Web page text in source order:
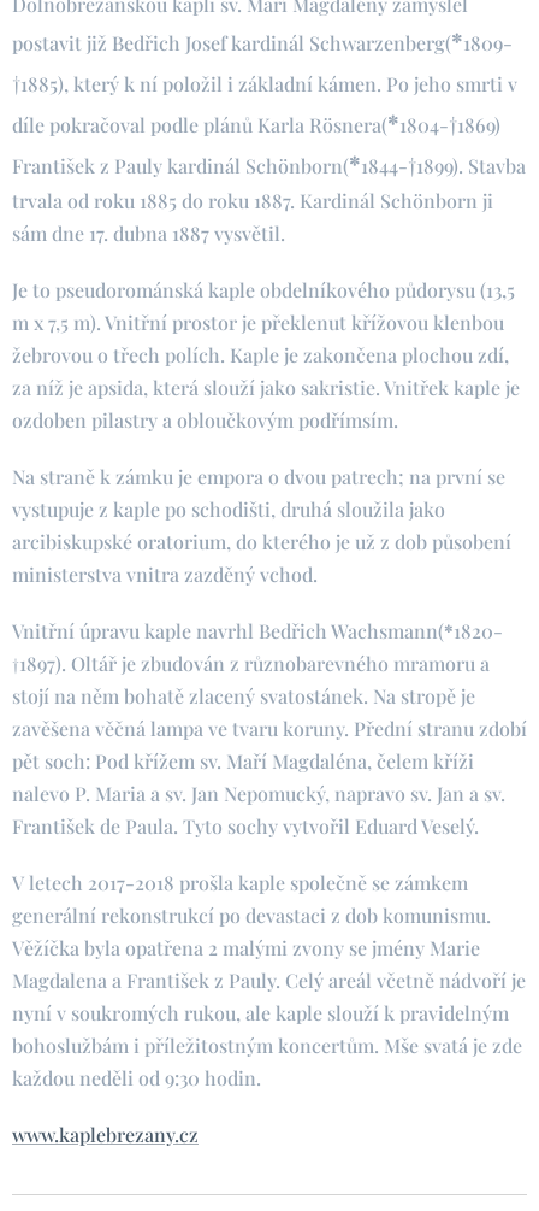
postavit již Bedřich Josef kardinál Schwarzenberg(*1809-
†1885), který k ní položil i základní kámen. Po jeho smrti v
díle pokračoval podle plánů Karla Rösnera(*1804-†1869)
František z Pauly kardinál Schönborn(*1844-†1899). Stavba
trvala od roku 1885 do roku 1887. Kardinál Schönborn ji
sám dne 17. dubna 1887 vysvětil.
Je to pseudorománská kaple obdelníkového půdorysu (13,5
m x 7,5 m). Vnitřní prostor je překlenut křížovou klenbou
žebrovou o třech polích. Kaple je zakončena plochou zdí,
za níž je apsida, která slouží jako sakristie. Vnitřek kaple je
ozdoben pilastry a obloučkovým podřímsím.
Na straně k zámku je empora o dvou patrech; na první se
vystupuje z kaple po schodišti, druhá sloužila jako
arcibiskupské oratorium, do kterého je už z dob působení
ministerstva vnitra zazděný vchod.
Vnitřní úpravu kaple navrhl Bedřich Wachsmann(*1820-
†1897). Oltář je zbudován z různobarevného mramoru a
stojí na něm bohatě zlacený svatostánek. Na stropě je
zavěšena věčná lampa ve tvaru koruny. Přední stranu zdobí
pět soch: Pod křížem sv. Maří Magdaléna, čelem kříži
nalevo P. Maria a sv. Jan Nepomucký, napravo sv. Jan a sv.
František de Paula. Tyto sochy vytvořil Eduard Veselý.
V letech 2017-2018 prošla kaple společně se zámkem
generální rekonstrukcí po devastaci z dob komunismu.
Věžíčka byla opatřena 2 malými zvony se jmény Marie
Magdalena a František z Pauly. Celý areál včetně nádvoří je
nyní v soukromých rukou, ale kaple slouží k pravidelným
bohoslužbám i příležitostným koncertům. Mše svatá je zde
každou neděli od 9:30 hodin.
www.kaplebrezany.cz